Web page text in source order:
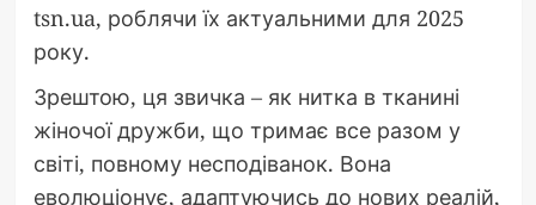
tsn.ua, роблячи їх актуальними для 2025
року.
Зрештою, ця звичка – як нитка в тканині
жіночої дружби, що тримає все разом у
світі, повному несподіванок. Вона
еволюціонує, адаптуючись до нових реалій,